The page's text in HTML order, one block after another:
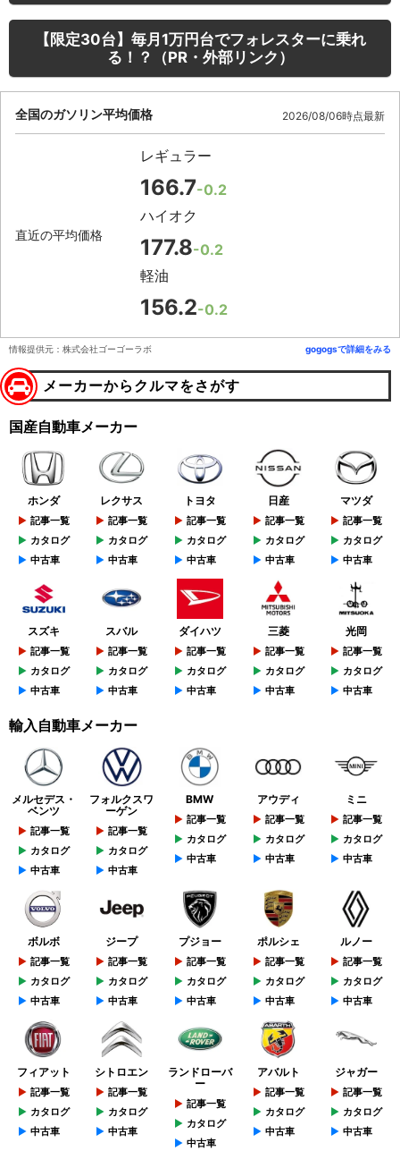
【限定30台】毎月1万円台でフォレスターに乗れ
る！？（PR・外部リンク）
全国のガソリン平均価格 2026/08/06時点最新
直近の平均価格
レギュラー
166.7-0.2
ハイオク
177.8-0.2
軽油
156.2-0.2
情報提供元：株式会社ゴーゴーラボ gogogsで詳細をみる
メーカーからクルマをさがす
国産自動車メーカー
ホンダ
記事一覧
カタログ
中古車
レクサス
記事一覧
カタログ
中古車
トヨタ
記事一覧
カタログ
中古車
日産
記事一覧
カタログ
中古車
マツダ
記事一覧
カタログ
中古車
スズキ
記事一覧
カタログ
中古車
スバル
記事一覧
カタログ
中古車
ダイハツ
記事一覧
カタログ
中古車
三菱
記事一覧
カタログ
中古車
光岡
記事一覧
カタログ
中古車
輸入自動車メーカー
メルセデス・
ベンツ
記事一覧
カタログ
中古車
フォルクスワ
ーゲン
記事一覧
カタログ
中古車
BMW
記事一覧
カタログ
中古車
アウディ
記事一覧
カタログ
中古車
ミニ
記事一覧
カタログ
中古車
ボルボ
記事一覧
カタログ
中古車
ジープ
記事一覧
カタログ
中古車
プジョー
記事一覧
カタログ
中古車
ポルシェ
記事一覧
カタログ
中古車
ルノー
記事一覧
カタログ
中古車
フィアット
記事一覧
カタログ
中古車
シトロエン
記事一覧
カタログ
中古車
ランドローバ
ー
記事一覧
カタログ
中古車
アバルト
記事一覧
カタログ
中古車
ジャガー
記事一覧
カタログ
中古車